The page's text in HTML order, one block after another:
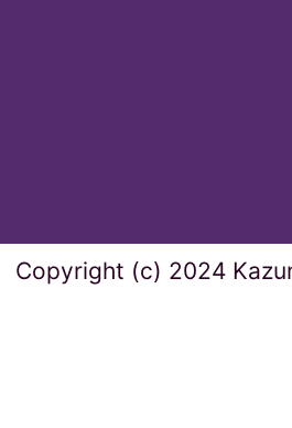
Copyright (c) 2024